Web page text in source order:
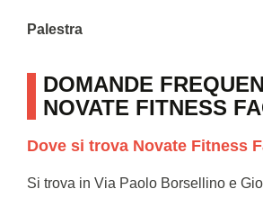
Palestra
DOMANDE
NOVATE FITNESS
Dove si trova Novate Fitness
Si trova in Via Paolo Borsellino e